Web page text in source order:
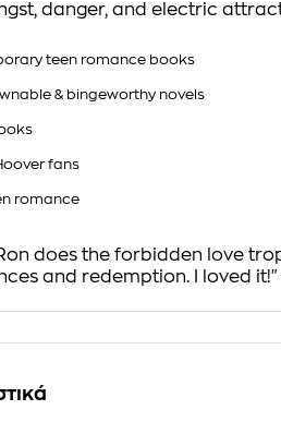
danger, and electric
teen romance books
& bingeworthy novels
fans
romance
does the forbidden love
and redemption. I loved